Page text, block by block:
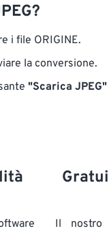
i file ORIGINE.
la conversione.
"Scarica JPEG"
Il nostro